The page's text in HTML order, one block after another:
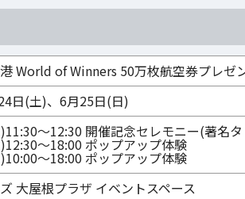
World of Winners 50万枚航空券プレゼ
日(土)、6月25日(日)
～12:30 開催記念セレモニー(著名
～18:00 ポップアップ体験
～18:00 ポップアップ体験
大屋根プラザ イベントスペース